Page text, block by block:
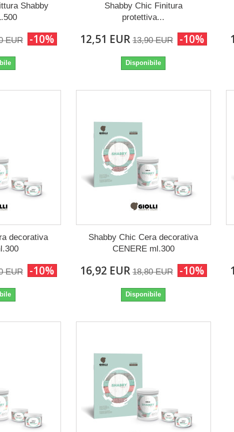
Shabby
EUR -10%
Shabby Chic Finitura
protettiva...
12,51 EUR 13,90 EUR -10%
Disponibile
decorativa
EUR -10%
Shabby Chic Cera decorativa
CENERE ml.300
16,92 EUR 18,80 EUR -10%
Disponibile